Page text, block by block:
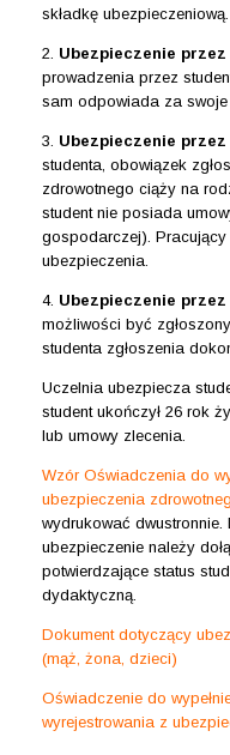
składkę ubezpieczeniową.
2. Ubezpieczenie
prowadzenia przez
sam odpowiada za swoje
3. Ubezpieczenie
studenta, obowiązek
zdrowotnego ciąży na
student nie posiada
gospodarczej).
ubezpieczenia.
4. Ubezpieczenie
możliwości być
studenta zgłoszenia
Uczelnia ubezpiecza
student ukończył 26 rok
lub umowy zlecenia.
Wzór Oświadczenia do
ubezpieczenia
wydrukować
ubezpieczenie należy
potwierdzające status
dydaktyczną.
Dokument dotyczący
(mąż, żona, dzieci)
Oświadczenie do
wyrejestrowania z